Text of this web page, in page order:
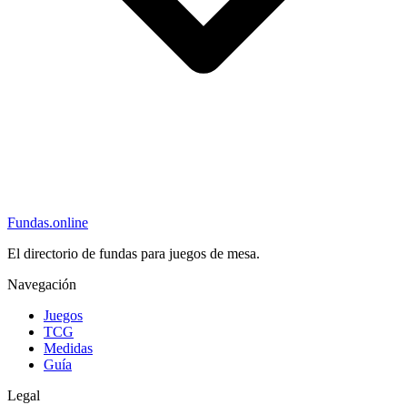
Fundas.online
El directorio de fundas para juegos de mesa.
Navegación
Juegos
TCG
Medidas
Guía
Legal